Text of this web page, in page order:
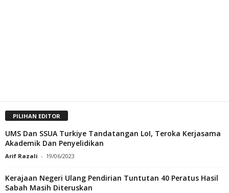
PILIHAN EDITOR
UMS Dan SSUA Turkiye Tandatangan LoI, Teroka Kerjasama
Akademik Dan Penyelidikan
Arif Razali - 19/06/2023
Kerajaan Negeri Ulang Pendirian Tuntutan 40 Peratus Hasil
Sabah Masih Diteruskan